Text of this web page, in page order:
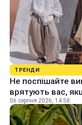
ТРЕНДИ
Не поспішайте
врятують вас,
06 серпня 2026, 14:58